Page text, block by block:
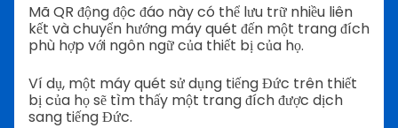
Mã QR động độc đáo này có thể lưu trữ nhiều liên
kết và chuyển hướng máy quét đến một trang đích
phù hợp với ngôn ngữ của thiết bị của họ.
Ví dụ, một máy quét sử dụng tiếng Đức trên thiết
bị của họ sẽ tìm thấy một trang đích được dịch
sang tiếng Đức.